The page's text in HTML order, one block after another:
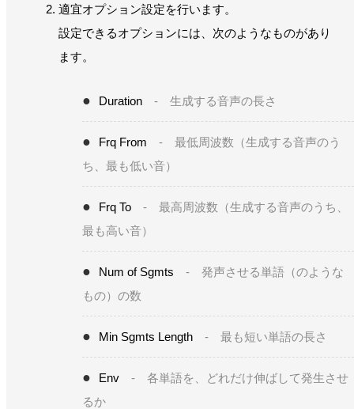
適宜オプション設定を行います。
設定できるオプションには、次のようなものがあり
ます。
Duration - 生成する音声の長さ
Frq From - 最低周波数（生成する音声のう
ち、最も低い音）
Frq To - 最高周波数（生成する音声のうち、
最も高い音）
Num of Sgmts - 発声させる単語（のような
もの）の数
Min Sgmts Length - 最も短い単語の長さ
Env - 各単語を、どれだけ伸ばして発生させ
るか